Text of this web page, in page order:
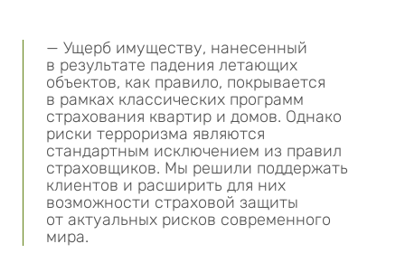
— Ущерб имуществу, нанесенный
в результате падения летающих
объектов, как правило, покрывается
в рамках классических программ
страхования квартир и домов. Однако
риски терроризма являются
стандартным исключением из правил
страховщиков. Мы решили поддержать
клиентов и расширить для них
возможности страховой защиты
от актуальных рисков современного
мира.